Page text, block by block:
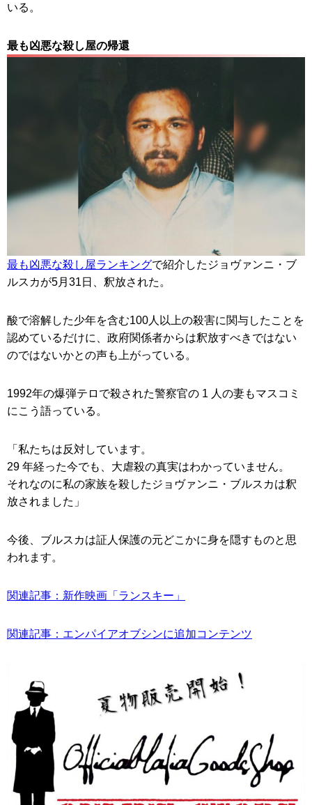
いる。
最も凶悪な殺し屋の帰還
最も凶悪な殺し屋ランキングで紹介したジョヴァンニ・ブ
ルスカが5月31日、釈放された。
酸で溶解した少年を含む100人以上の殺害に関与したことを
認めているだけに、政府関係者からは釈放すべきではない
のではないかとの声も上がっている。
1992年の爆弾テロで殺された警察官の 1 人の妻もマスコミ
にこう語っている。
「私たちは反対しています。
29 年経った今でも、大虐殺の真実はわかっていません。
それなのに私の家族を殺したジョヴァンニ・ブルスカは釈
放されました」
今後、ブルスカは証人保護の元どこかに身を隠すものと思
われます。
関連記事：新作映画「ランスキー」
関連記事：エンパイアオブシンに追加コンテンツ